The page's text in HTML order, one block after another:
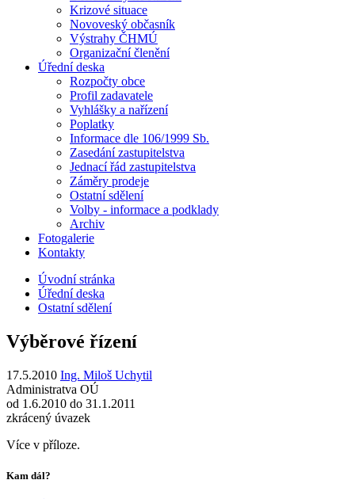
Krizové situace
Novoveský občasník
Výstrahy ČHMÚ
Organizační členění
Úřední deska
Rozpočty obce
Profil zadavatele
Vyhlášky a nařízení
Poplatky
Informace dle 106/1999 Sb.
Zasedání zastupitelstva
Jednací řád zastupitelstva
Záměry prodeje
Ostatní sdělení
Volby - informace a podklady
Archiv
Fotogalerie
Kontakty
Úvodní stránka
Úřední deska
Ostatní sdělení
Výběrové řízení
17.5.2010 Ing. Miloš Uchytil
Administratva OÚ
od 1.6.2010 do 31.1.2011
zkrácený úvazek
Více v příloze.
Kam dál?